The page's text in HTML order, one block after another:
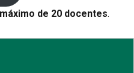
de 20 docentes.